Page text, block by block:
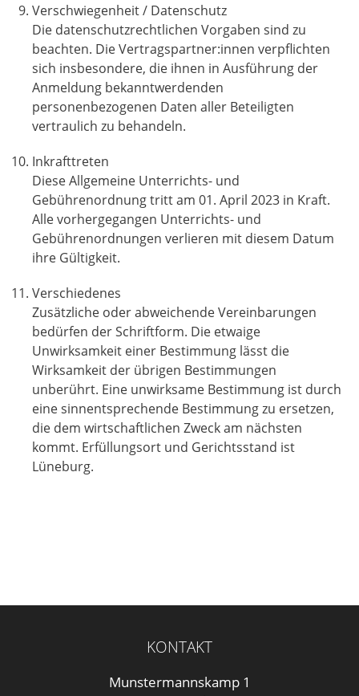
Verschwiegenheit / Datenschutz
Die datenschutzrechtlichen Vorgaben sind zu
beachten. Die Vertragspartner:innen verpflichten
sich insbesondere, die ihnen in Ausführung der
Anmeldung bekanntwerdenden
personenbezogenen Daten aller Beteiligten
vertraulich zu behandeln.
Inkrafttreten
Diese Allgemeine Unterrichts- und
Gebührenordnung tritt am 01. April 2023 in Kraft.
Alle vorhergegangen Unterrichts- und
Gebührenordnungen verlieren mit diesem Datum
ihre Gültigkeit.
Verschiedenes
Zusätzliche oder abweichende Vereinbarungen
bedürfen der Schriftform. Die etwaige
Unwirksamkeit einer Bestimmung lässt die
Wirksamkeit der übrigen Bestimmungen
unberührt. Eine unwirksame Bestimmung ist durch
eine sinnentsprechende Bestimmung zu ersetzen,
die dem wirtschaftlichen Zweck am nächsten
kommt. Erfüllungsort und Gerichtsstand ist
Lüneburg.
KONTAKT
Munstermannskamp 1